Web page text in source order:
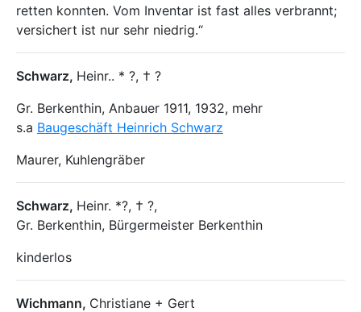
retten konnten. Vom Inventar ist fast alles verbrannt;
versichert ist nur sehr niedrig.“
Schwarz, Heinr.. * ?, † ?
Gr. Berkenthin, Anbauer 1911, 1932, mehr
s.a Baugeschäft Heinrich Schwarz
Maurer, Kuhlengräber
Schwarz, Heinr. *?, † ?,
Gr. Berkenthin, Bürgermeister Berkenthin
kinderlos
Wichmann, Christiane + Gert